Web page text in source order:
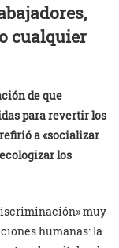
cualquier
de que
para revertir los
a «socializar
los
muy
humanas: la